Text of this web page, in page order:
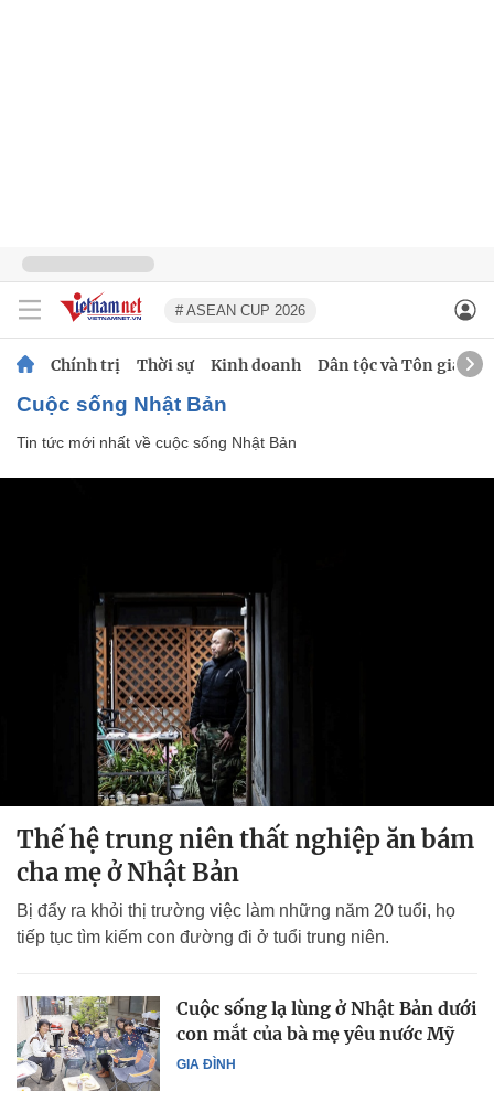
# ASEAN CUP 2026
Chính trị Thời sự Kinh doanh Dân tộc và Tôn giáo
cuộc sống Nhật Bản
Tin tức mới nhất về cuộc sống Nhật Bản
Thế hệ trung niên thất nghiệp ăn bám
cha mẹ ở Nhật Bản
Bị đẩy ra khỏi thị trường việc làm những năm 20 tuổi, họ
tiếp tục tìm kiếm con đường đi ở tuổi trung niên.
GIA ĐÌNH
Cuộc sống lạ lùng ở Nhật Bản dưới
con mắt của bà mẹ yêu nước Mỹ